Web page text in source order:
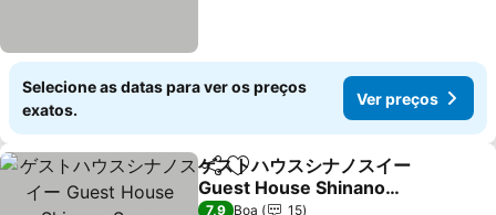
Selecione as datas para ver os preços
exatos.
Ver preços
PartilharAdicionar aos favoritos
ゲストハウスシナノスイー
Guest House Shinano
Swee
7,9 Boa
15